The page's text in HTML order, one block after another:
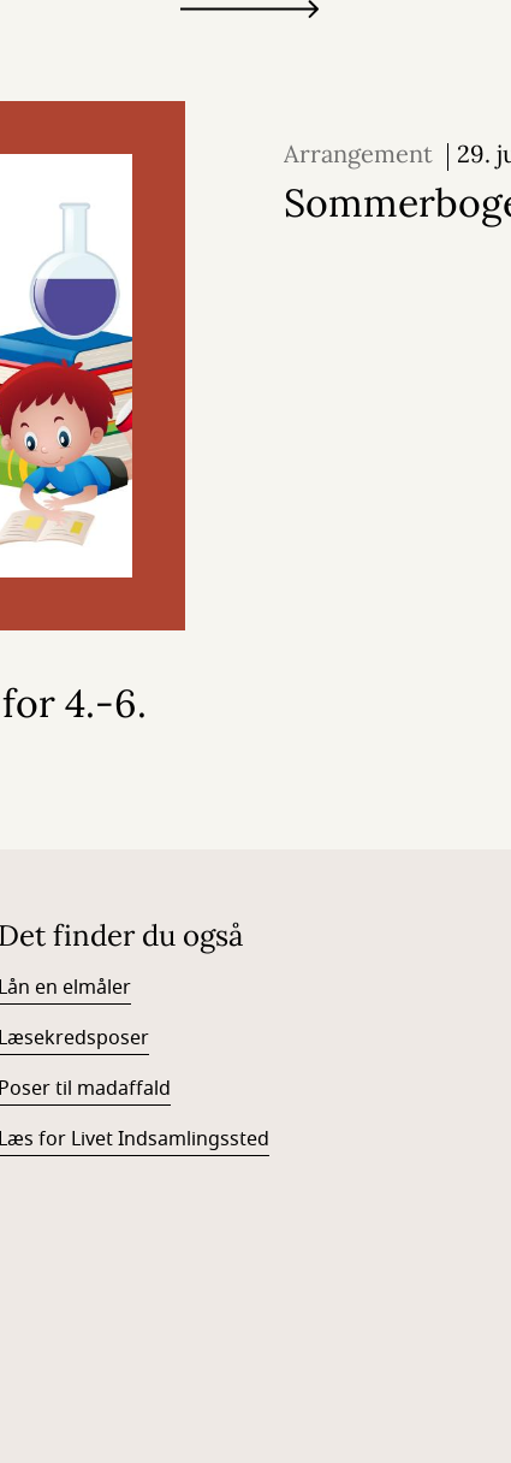
4.-6.
Arrangement
29.
august 2026
Det finder du også
Lån en elmåler
Læsekredsposer
Poser til madaffald
Læs for Livet Indsamlingssted